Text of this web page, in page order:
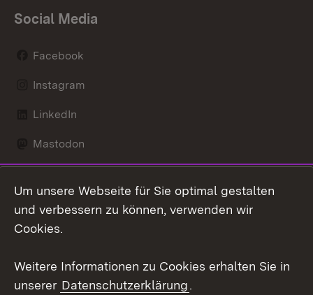
Social Media
Facebook
Instagram
LinkedIn
Mastodon
X / Twitter
Youtube
Kontakt
Datenschutz
Um unsere Webseite für Sie optimal gestalten
und verbessern zu können, verwenden wir
Cookies.
Weitere Informationen zu Cookies erhalten Sie in
unserer Datenschutzerklärung.